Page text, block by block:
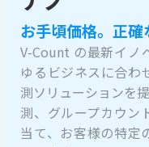
お手頃価格。正確
V-Count の最新イノ
ゆるビジネスに合わ
測ソリューションを
測、グループカウン
当て、お客様の特定